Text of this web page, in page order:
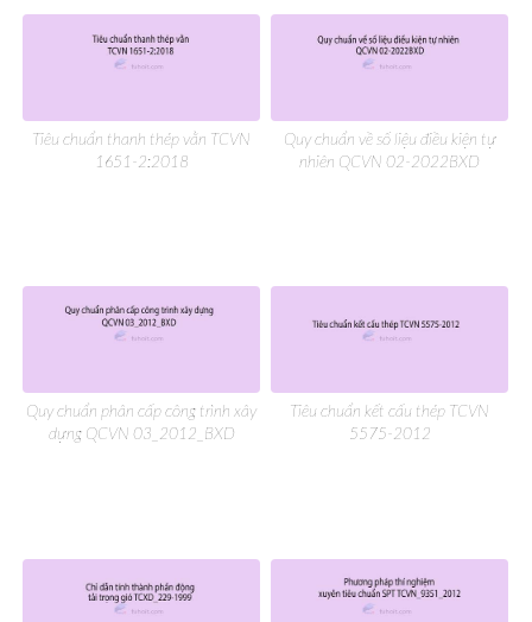
Tiêu chuẩn thanh thép vằn TCVN
1651-2:2018
Quy chuẩn về số liệu điều kiện tự
nhiên QCVN 02-2022BXD
Quy chuẩn phân cấp công trình xây
dựng QCVN 03_2012_BXD
Tiêu chuẩn kết cấu thép TCVN
5575-2012